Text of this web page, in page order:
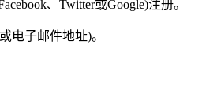
、Twitter或Google)注册。
电子邮件地址)。